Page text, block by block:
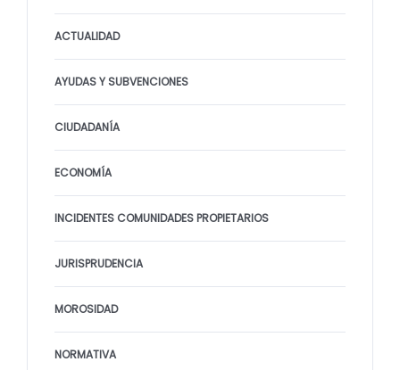
ACTUALIDAD
AYUDAS Y SUBVENCIONES
CIUDADANÍA
ECONOMÍA
INCIDENTES COMUNIDADES PROPIETARIOS
JURISPRUDENCIA
MOROSIDAD
NORMATIVA